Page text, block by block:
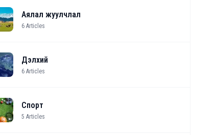
Аялал жуулчлал
6 Articles
Дэлхий
6 Articles
Спорт
5 Articles